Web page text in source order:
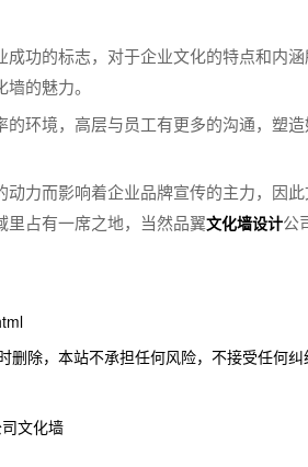
功的标志，对于企业文化的特点和内
的魅力。
环境，高层与员工有更多的沟通，塑
力而影响着企业品牌宣传的主力，因
占有一席之地，当然品翼文化墙设计公
除，本站不承担任何风险，不接受任何纠
文化墙